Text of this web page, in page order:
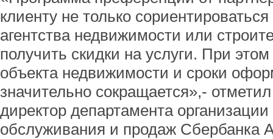
клиенту не только
агентства недвижимости или
получить скидки на услуги. При
объекта недвижимости и сроки
значительно сокращается»,-
директор департамента организации
обслуживания и продаж Сбербанка